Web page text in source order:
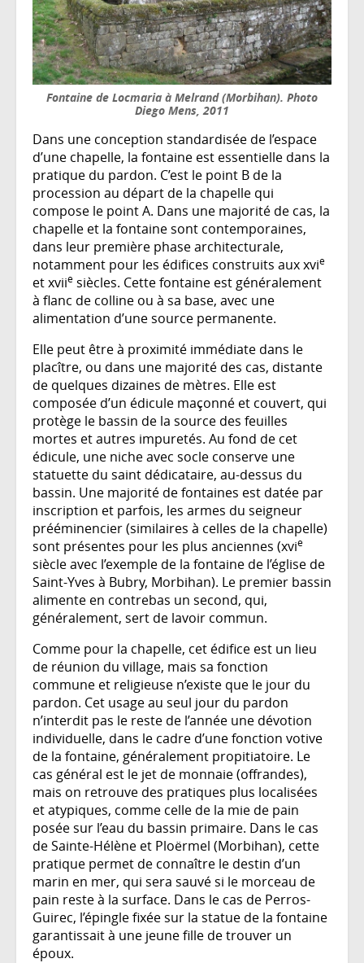
Fontaine de Locmaria à Melrand (Morbihan). Photo
Diego Mens, 2011
Dans une conception standardisée de l’espace
d’une chapelle, la fontaine est essentielle dans la
pratique du pardon. C’est le point B de la
procession au départ de la chapelle qui
compose le point A. Dans une majorité de cas, la
chapelle et la fontaine sont contemporaines,
dans leur première phase architecturale,
notamment pour les édifices construits aux xvie
et xviie siècles. Cette fontaine est généralement
à flanc de colline ou à sa base, avec une
alimentation d’une source permanente.
Elle peut être à proximité immédiate dans le
placître, ou dans une majorité des cas, distante
de quelques dizaines de mètres. Elle est
composée d’un édicule maçonné et couvert, qui
protège le bassin de la source des feuilles
mortes et autres impuretés. Au fond de cet
édicule, une niche avec socle conserve une
statuette du saint dédicataire, au-dessus du
bassin. Une majorité de fontaines est datée par
inscription et parfois, les armes du seigneur
prééminencier (similaires à celles de la chapelle)
sont présentes pour les plus anciennes (xvie
siècle avec l’exemple de la fontaine de l’église de
Saint-Yves à Bubry, Morbihan). Le premier bassin
alimente en contrebas un second, qui,
généralement, sert de lavoir commun.
Comme pour la chapelle, cet édifice est un lieu
de réunion du village, mais sa fonction
commune et religieuse n’existe que le jour du
pardon. Cet usage au seul jour du pardon
n’interdit pas le reste de l’année une dévotion
individuelle, dans le cadre d’une fonction votive
de la fontaine, généralement propitiatoire. Le
cas général est le jet de monnaie (offrandes),
mais on retrouve des pratiques plus localisées
et atypiques, comme celle de la mie de pain
posée sur l’eau du bassin primaire. Dans le cas
de Sainte-Hélène et Ploërmel (Morbihan), cette
pratique permet de connaître le destin d’un
marin en mer, qui sera sauvé si le morceau de
pain reste à la surface. Dans le cas de Perros-
Guirec, l’épingle fixée sur la statue de la fontaine
garantissait à une jeune fille de trouver un
époux.